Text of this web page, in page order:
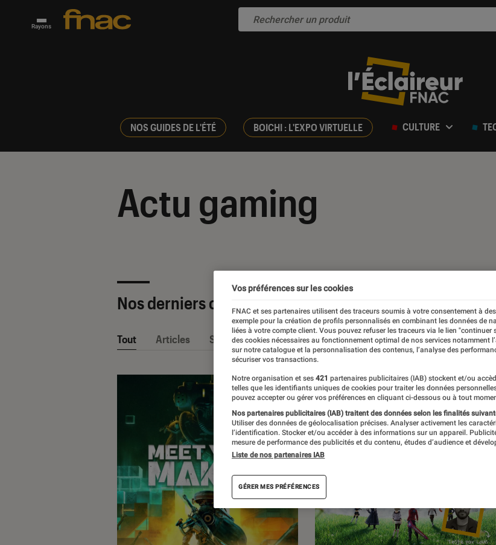
Rayons
NOS GUIDES DE L'ÉTÉ BOICHI : L'EXPO VIRTUELLE CULTURE
Actu gaming
Nos derniers contenus
Tout Articles Sélections et guides Tests
Vos préférences sur les cookies
FNAC et ses partenaires utilisent des traceurs soumis à votre consentement à
exemple pour la création de profils personnalisés en combinant les données de
liées à votre compte client. Vous pouvez refuser les traceurs via le lien "continuer
des cookies nécessaires au fonctionnement optimal de nos services notamment
sur notre catalogue et la personnalisation des contenus, l’analyse des
sécuriser vos transactions.
Notre organisation et ses 421 partenaires publicitaires (IAB) stockent et/ou
telles que les identifiants uniques de cookies pour traiter les données
pouvez accepter ou gérer vos préférences en cliquant ci-dessous ou à tout
Nos partenaires publicitaires (IAB) traitent des données selon les finalités
Utiliser des données de géolocalisation précises. Analyser activement les
l’identification. Stocker et/ou accéder à des informations sur un appareil.
mesure de performance des publicités et du contenu, études d’audience et
Liste de nos partenaires IAB
GÉRER MES PRÉFÉRENCES